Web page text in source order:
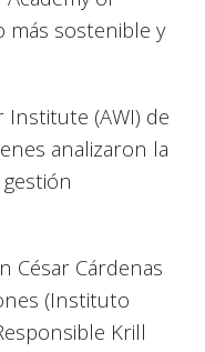
más sostenible y
(AWI) de
analizaron la
César Cárdenas
(Instituto
Krill